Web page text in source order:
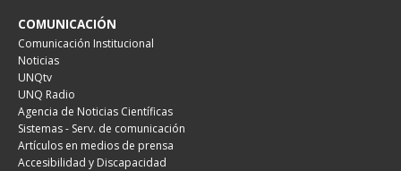
COMUNICACIÓN
Comunicación Institucional
Noticias
UNQtv
UNQ Radio
Agencia de Noticias Científicas
Sistemas - Serv. de comunicación
Artículos en medios de prensa
Accesibilidad y Discapacidad